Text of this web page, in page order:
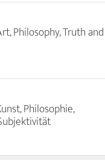
Philosophy, Truth and
Philosophie,